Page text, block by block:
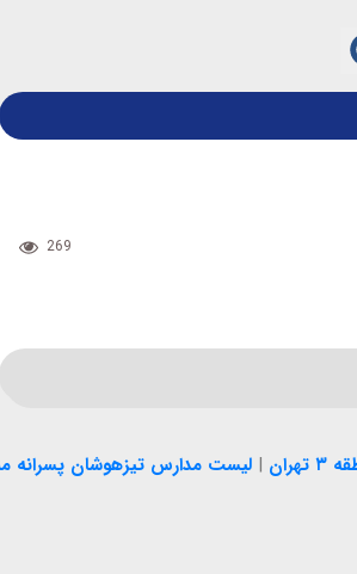
269
|لیست مدارس تیزهوشان پسرانه منطقه ۵